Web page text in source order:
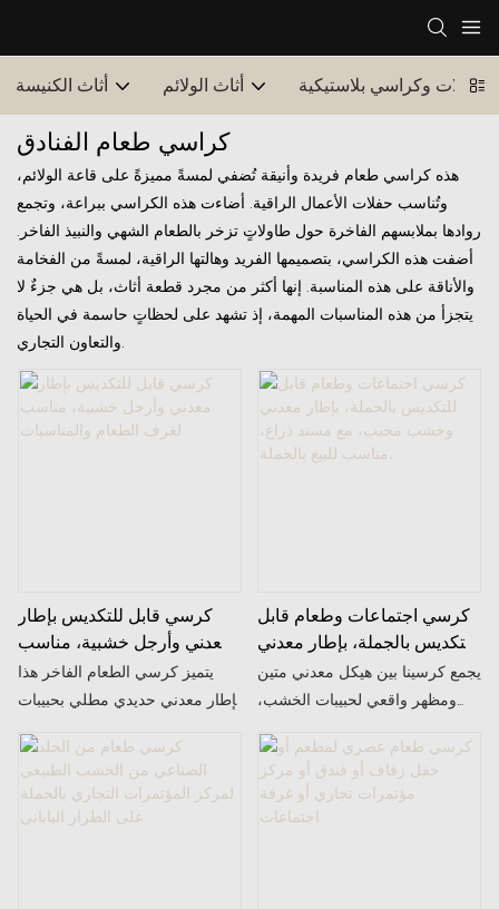
أثاث الكنيسة أثاث الولائم طاولات وكراسي بلاستيكية
كراسي طعام الفنادق
هذه كراسي طعام فريدة وأنيقة تُضفي لمسةً مميزةً على قاعة الولائم،
وتُناسب حفلات الأعمال الراقية. أضاءت هذه الكراسي ببراعة، وتجمع
روادها بملابسهم الفاخرة حول طاولاتٍ تزخر بالطعام الشهي والنبيذ الفاخر.
أضفت هذه الكراسي، بتصميمها الفريد وهالتها الراقية، لمسةً من الفخامة
والأناقة على هذه المناسبة. إنها أكثر من مجرد قطعة أثاث، بل هي جزءٌ لا
يتجزأ من هذه المناسبات المهمة، إذ تشهد على لحظاتٍ حاسمة في الحياة
كرسي قابل للتكديس بإطار
معدني وأرجل خشبية، مناسب
لغرف الطعام والمناسبات
يتميز كرسي الطعام الفاخر هذا
بإطار معدني حديدي مطلي بحبيبات
يشبه الخشب الصلب مع كونه متينًا
ومقاومًا للتشوه.
كرسي اجتماعات وطعام قابل
للتكديس بالجملة، بإطار معدني
وخشب محبب، مع مسند ذراع،
مناسب للبيع بالجملة.
يجمع كرسينا بين هيكل معدني متين
ومظهر واقعي لحبيبات الخشب،
لسهولة الشحن. كما أن مقعده
المصنوع من إسفنج عالي الكثافة
وألوانه القابلة للتخصيص تجعله